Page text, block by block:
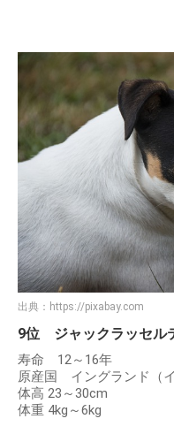
出典： https://pixabay.com
9位 ジャックラッセル
寿命 12～16年
原産国 イングランド（イ
体高 23～30cm
体重 4kg～6kg